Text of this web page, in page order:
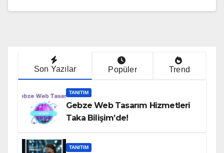
Son Yazılar Popüler Trend
TANITIM
Gebze Web Tasarım Hizmetleri
Taka Bilişim’de!
TANITIM